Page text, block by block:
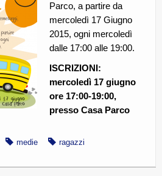
Parco, a partire da
mercoledì 17 Giugno
2015, ogni mercoledì
dalle 17:00 alle 19:00.
ISCRIZIONI:
mercoledì 17 giugno
ore 17:00-19:00,
presso Casa Parco
medie ragazzi